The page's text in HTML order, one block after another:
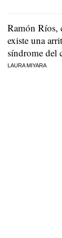
Ramón Ríos,
existe una
síndrome del
LAURA MIYARA